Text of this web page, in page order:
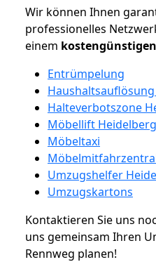
Wir können Ihnen
professionelles
einem kostengünstigen
Entrümpelung
Halteverbotszone
Möbellift Heidelberg
Möbeltaxi
Umzugshelfer
Umzugskartons
Kontaktieren Sie uns
uns gemeinsam Ihren
Rennweg planen!